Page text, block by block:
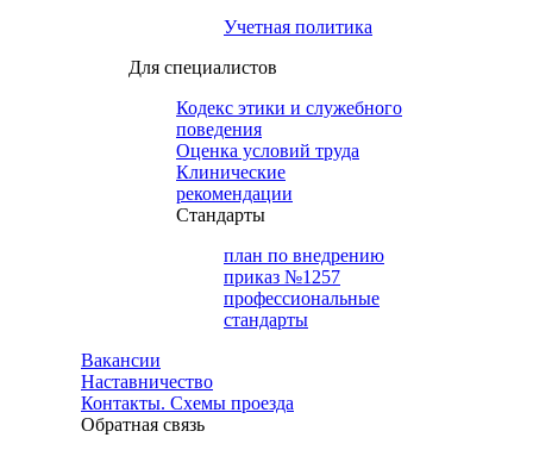
Учетная политика
Для специалистов
Кодекс этики и служебного
поведения
Оценка условий труда
Клинические
рекомендации
Cтандарты
план по внедрению
приказ №1257
профессиональные
стандарты
Вакансии
Наставничество
Контакты. Схемы проезда
Обратная связь